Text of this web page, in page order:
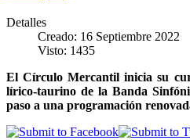
Detalles
Creado: 16 Septiembre 2022
Visto: 1435
El Círculo Mercantil inicia su
lírico-taurino de la Banda
paso a una programación